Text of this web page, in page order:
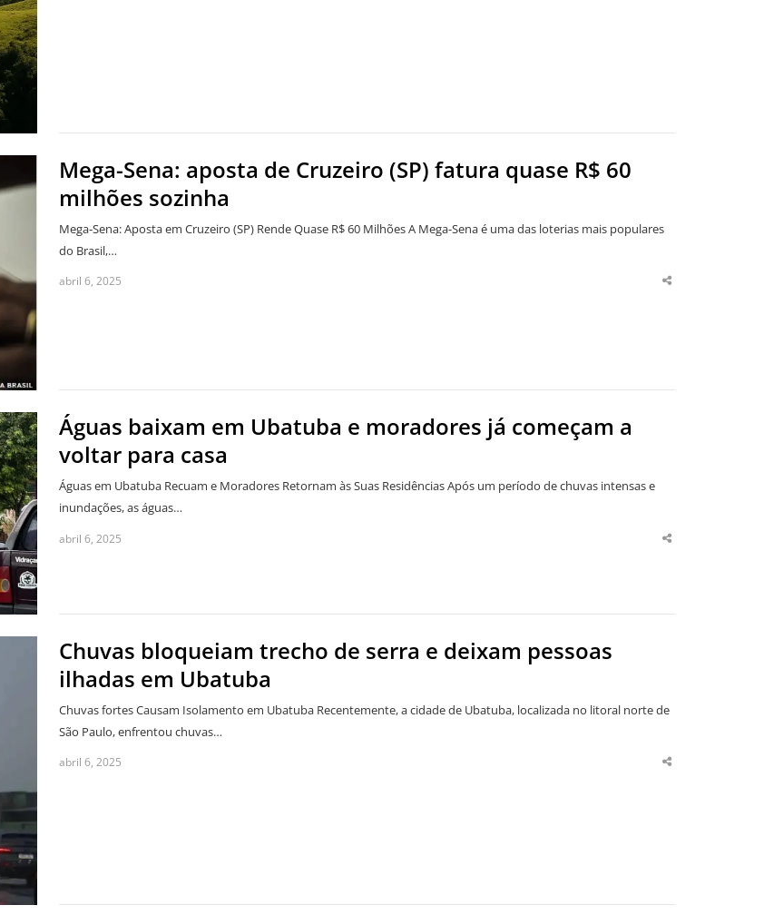
Mega-Sena: aposta de Cruzeiro (SP) fatura quase R$ 60
milhões sozinha
Mega-Sena: Aposta em Cruzeiro (SP) Rende Quase R$ 60 Milhões A Mega-Sena é uma das loterias mais populares
do Brasil,…
abril 6, 2025
Share
Águas baixam em Ubatuba e moradores já começam a
voltar para casa
Águas em Ubatuba Recuam e Moradores Retornam às Suas Residências Após um período de chuvas intensas e
inundações, as águas…
abril 6, 2025
Share
Chuvas bloqueiam trecho de serra e deixam pessoas
ilhadas em Ubatuba
Chuvas fortes Causam Isolamento em Ubatuba Recentemente, a cidade de Ubatuba, localizada no litoral norte de
São Paulo, enfrentou chuvas…
abril 6, 2025
Share